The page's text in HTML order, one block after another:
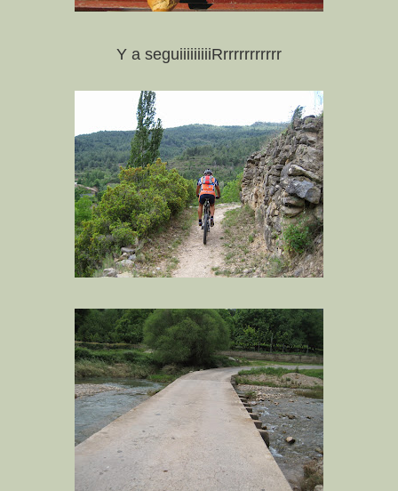
Y a seguiiiiiiiiiRrrrrrrrrrrr